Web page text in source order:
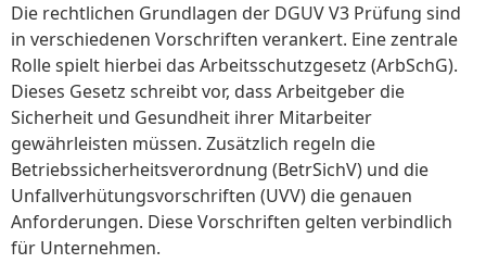
Die rechtlichen Grundlagen der DGUV V3 Prüfung sind
in verschiedenen Vorschriften verankert. Eine zentrale
Rolle spielt hierbei das Arbeitsschutzgesetz (ArbSchG).
Dieses Gesetz schreibt vor, dass Arbeitgeber die
Sicherheit und Gesundheit ihrer Mitarbeiter
gewährleisten müssen. Zusätzlich regeln die
Betriebssicherheitsverordnung (BetrSichV) und die
Unfallverhütungsvorschriften (UVV) die genauen
Anforderungen. Diese Vorschriften gelten verbindlich
für Unternehmen.